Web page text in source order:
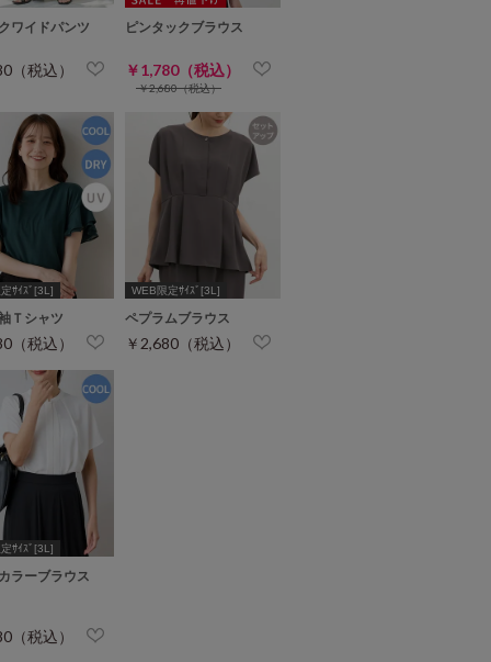
ワイドパンツ
（税込）
ピンタックブラウス
￥1,780（税込）
￥2,680（税込）
ｻｲｽﾞ[3L]
Ｔシャツ
（税込）
WEB限定ｻｲｽﾞ[3L]
ペプラムブラウス
￥2,680（税込）
ｻｲｽﾞ[3L]
ラーブラウス
（税込）